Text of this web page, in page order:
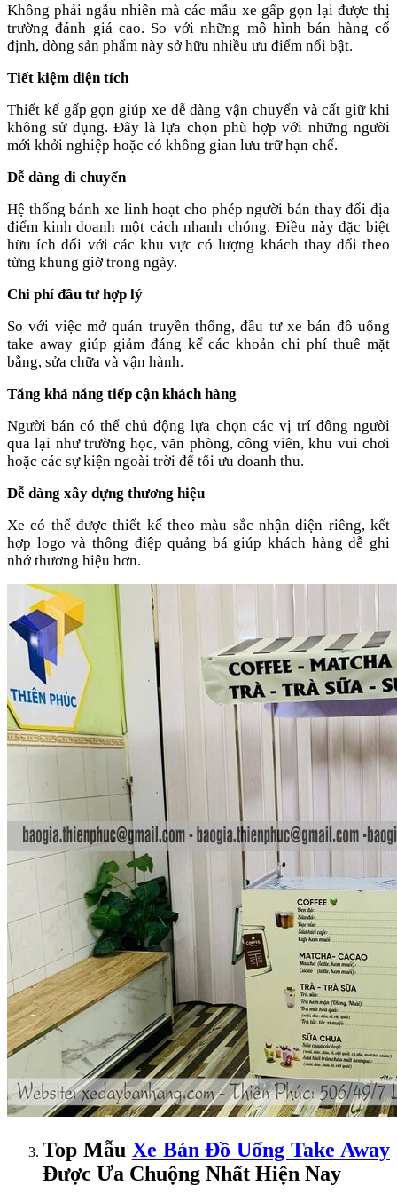
Không phải ngẫu nhiên mà các mẫu xe gấp gọn lại được thị
trường đánh giá cao. So với những mô hình bán hàng cố
định, dòng sản phẩm này sở hữu nhiều ưu điểm nổi bật.
Tiết kiệm diện tích
Thiết kế gấp gọn giúp xe dễ dàng vận chuyển và cất giữ khi
không sử dụng. Đây là lựa chọn phù hợp với những người
mới khởi nghiệp hoặc có không gian lưu trữ hạn chế.
Dễ dàng di chuyển
Hệ thống bánh xe linh hoạt cho phép người bán thay đổi địa
điểm kinh doanh một cách nhanh chóng. Điều này đặc biệt
hữu ích đối với các khu vực có lượng khách thay đổi theo
từng khung giờ trong ngày.
Chi phí đầu tư hợp lý
So với việc mở quán truyền thống, đầu tư xe bán đồ uống
take away giúp giảm đáng kể các khoản chi phí thuê mặt
bằng, sửa chữa và vận hành.
Tăng khả năng tiếp cận khách hàng
Người bán có thể chủ động lựa chọn các vị trí đông người
qua lại như trường học, văn phòng, công viên, khu vui chơi
hoặc các sự kiện ngoài trời để tối ưu doanh thu.
Dễ dàng xây dựng thương hiệu
Xe có thể được thiết kế theo màu sắc nhận diện riêng, kết
hợp logo và thông điệp quảng bá giúp khách hàng dễ ghi
nhớ thương hiệu hơn.
Top Mẫu Xe Bán Đồ Uống Take Away
Được Ưa Chuộng Nhất Hiện Nay